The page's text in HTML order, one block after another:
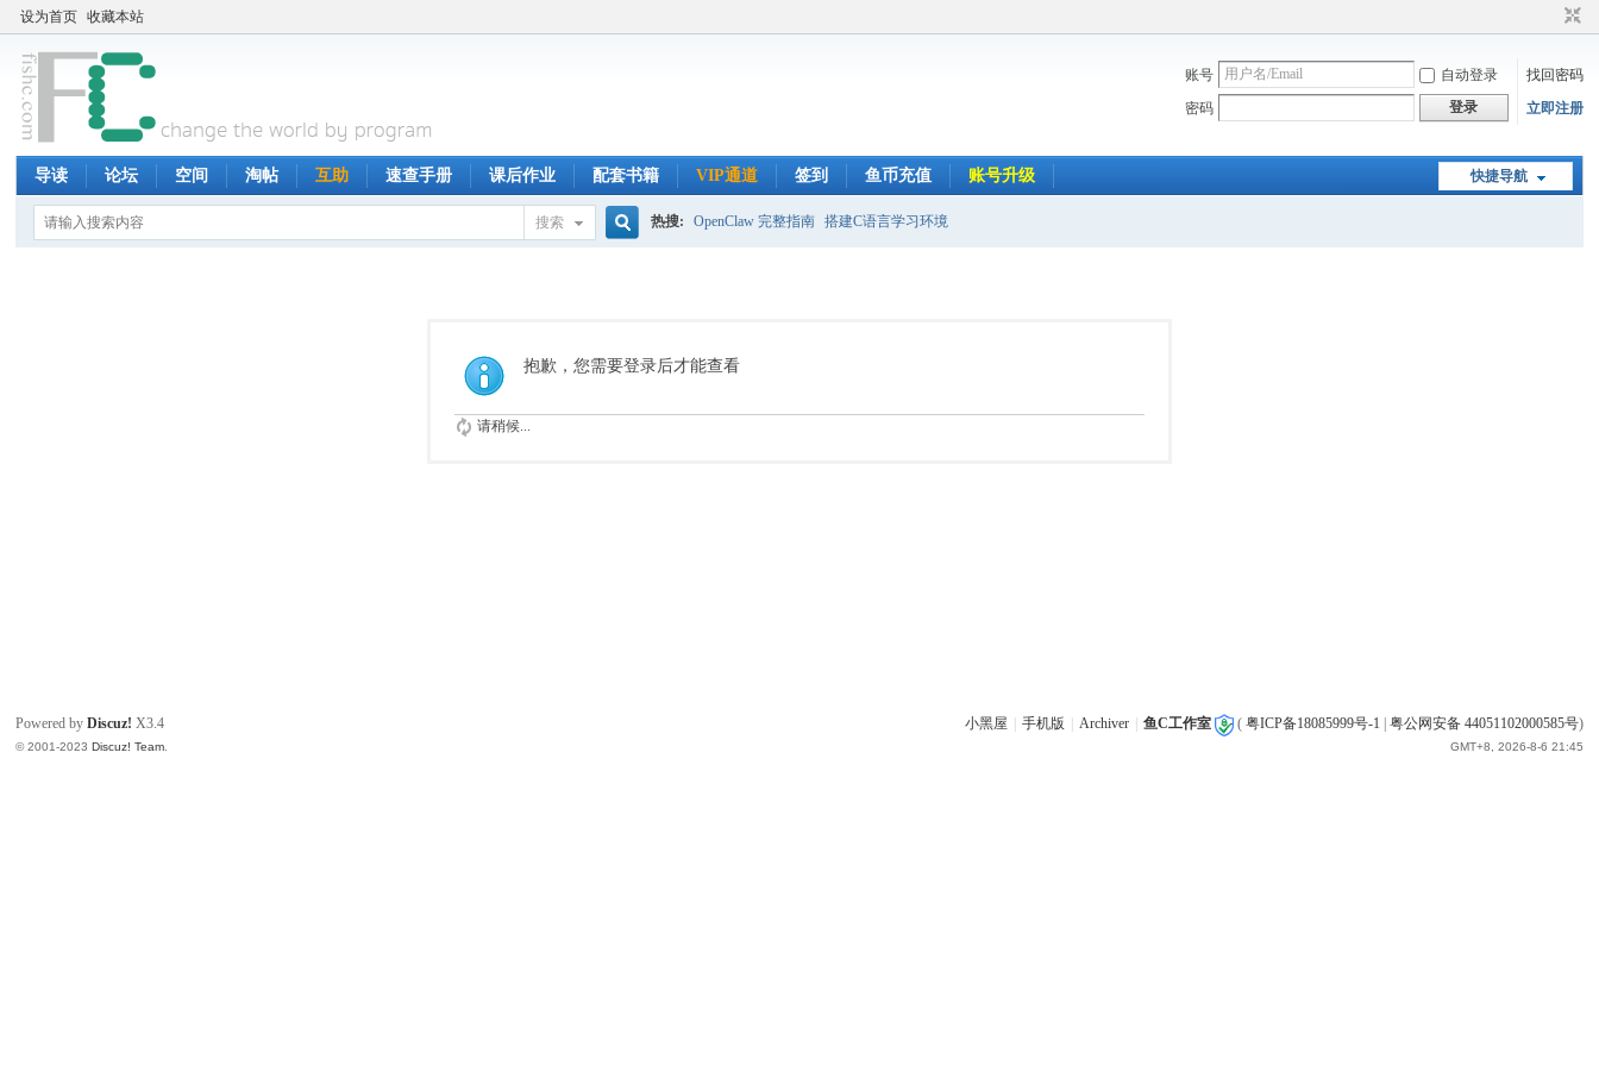
设为首页 收藏本站
账号 自动登录
找回密码
密码
登录 立即注册
快捷导航
导读 论坛 空间 淘帖 互助 速查手册 课后作业 配套书籍 VIP通道 签到 鱼币充值 账号升级
搜索
索
热搜: OpenClaw 完整指南 搭建C语言学习环境
抱歉，您需要登录后才能查看
请稍候...
小黑屋 手机版 Archiver 鱼C工作室 ( 粤ICP备18085999号-1 粤公网安备 44051102000585号)
GMT+8, 2026-8-6 21:45
Powered byDiscuz! X3.4
© 2001-2023Discuz! Team